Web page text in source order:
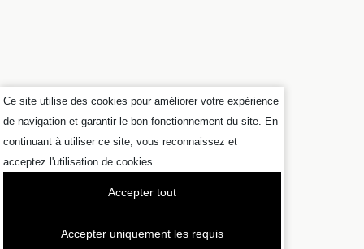
Ce site utilise des cookies pour améliorer votre expérience
de navigation et garantir le bon fonctionnement du site. En
continuant à utiliser ce site, vous reconnaissez et
acceptez l'utilisation de cookies.
Accepter tout
Accepter uniquement les requis